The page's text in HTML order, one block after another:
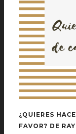
¿QUIERES
FAVOR? DE